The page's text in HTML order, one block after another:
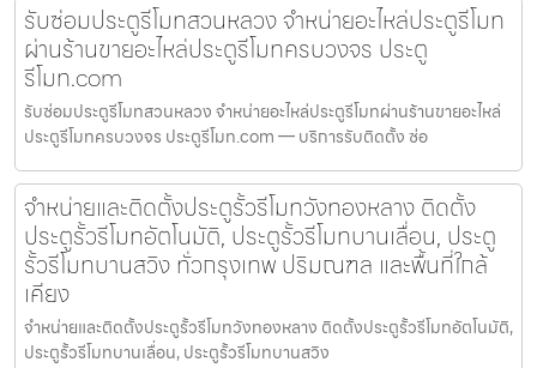
รับซ่อมประตูรีโมทสวนหลวง จำหน่ายอะไหล่ประตูรีโมท
ผ่านร้านขายอะไหล่ประตูรีโมทครบวงจร ประตู
รีโมท.com
รับซ่อมประตูรีโมทสวนหลวง จำหน่ายอะไหล่ประตูรีโมทผ่านร้านขายอะไหล่
ประตูรีโมทครบวงจร ประตูรีโมท.com — บริการรับติดตั้ง ซ่อ
จำหน่ายและติดตั้งประตูรั้วรีโมทวังทองหลาง ติดตั้ง
ประตูรั้วรีโมทอัตโนมัติ, ประตูรั้วรีโมทบานเลื่อน, ประตู
รั้วรีโมทบานสวิง ทั่วกรุงเทพ ปริมณฑล และพื้นที่ใกล้
เคียง
จำหน่ายและติดตั้งประตูรั้วรีโมทวังทองหลาง ติดตั้งประตูรั้วรีโมทอัตโนมัติ,
ประตูรั้วรีโมทบานเลื่อน, ประตูรั้วรีโมทบานสวิง